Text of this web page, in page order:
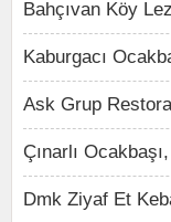
Bahçıvan Köy
Kaburgacı
Ask Grup
Çınarlı
Dmk Ziyaf Et